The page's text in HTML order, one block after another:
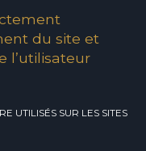
du site et
l’utilisateur
UTILISÉS SUR LES SITES